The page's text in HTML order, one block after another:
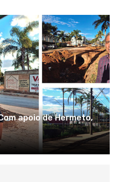
apoio de Hermeto,